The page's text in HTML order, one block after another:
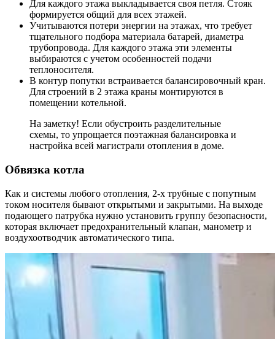
Для каждого этажа выкладывается своя петля. Стояк
формируется общий для всех этажей.
Учитываются потери энергии на этажах, что требует
тщательного подбора материала батарей, диаметра
трубопровода. Для каждого этажа эти элементы
выбираются с учетом особенностей подачи
теплоносителя.
В контур попутки встраивается балансировочный кран.
Для строений в 2 этажа краны монтируются в
помещении котельной.
На заметку! Если обустроить разделительные
схемы, то упрощается поэтажная балансировка и
настройка всей магистрали отопления в доме.
Обвязка котла
Как и системы любого отопления, 2-х трубные с попутным
током носителя бывают открытыми и закрытыми. На выходе
подающего патрубка нужно установить группу безопасности,
которая включает предохранительный клапан, манометр и
воздухоотводчик автоматического типа.